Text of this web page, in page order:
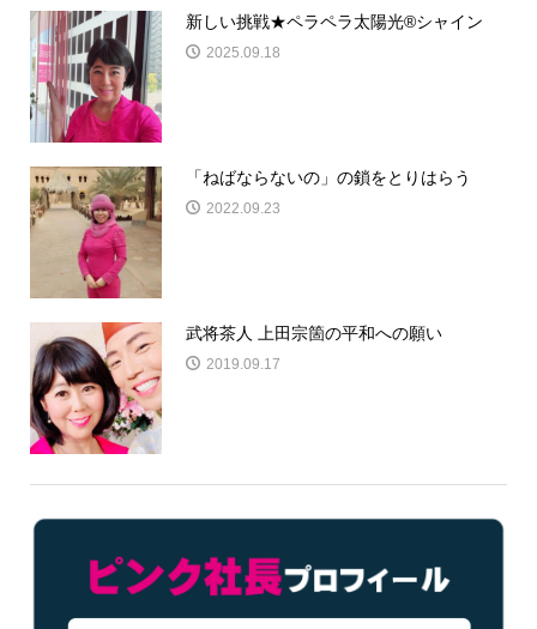
新しい挑戦★ペラペラ太陽光®シャイン
2025.09.18
「ねばならないの」の鎖をとりはらう
2022.09.23
武将茶人 上田宗箇の平和への願い
2019.09.17